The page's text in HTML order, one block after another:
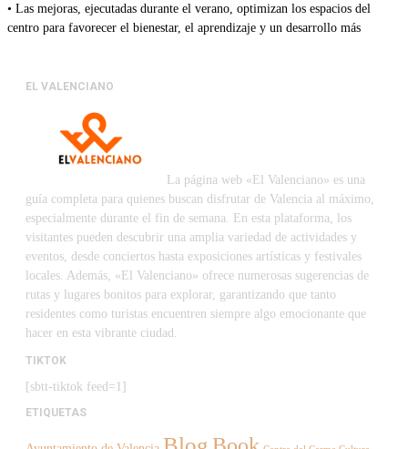
• Las mejoras, ejecutadas durante el verano, optimizan los espacios del
centro para favorecer el bienestar, el aprendizaje y un desarrollo más
EL VALENCIANO
La página web «El Valenciano» es una
guía completa para quienes buscan disfrutar de Valencia al máximo,
especialmente durante el fin de semana. En esta plataforma, los
visitantes pueden descubrir una amplia variedad de actividades y
eventos, desde conciertos hasta exposiciones artísticas y festivales
locales. Además, «El Valenciano» ofrece numerosas sugerencias de
rutas y lugares bonitos para explorar, garantizando que tanto
residentes como turistas encuentren siempre algo emocionante que
hacer en esta vibrante ciudad.
TIKTOK
[sbtt-tiktok feed=1]
ETIQUETAS